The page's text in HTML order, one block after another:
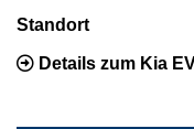
Standort
Details zum Kia